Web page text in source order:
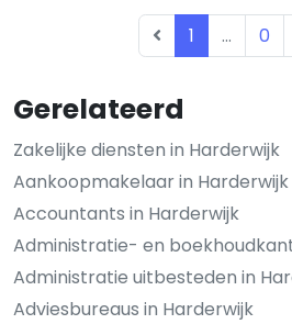
Gerelateerd
Zakelijke diensten in Harderwijk
Aankoopmakelaar in Harderwijk
Accountants in Harderwijk
Administratie- en
Administratie uitbesteden in
Adviesbureaus in Harderwijk
1 ... 0